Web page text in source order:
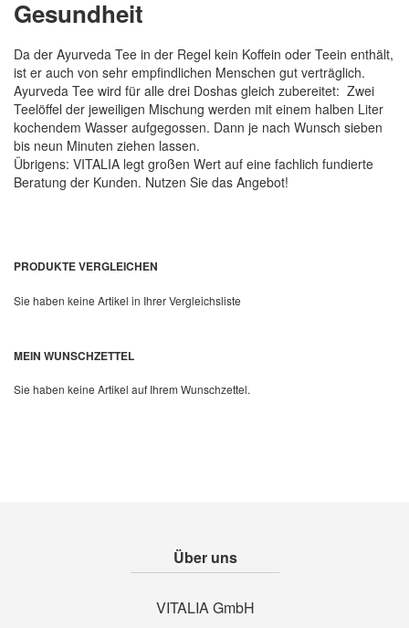
Gesundheit
Da der Ayurveda Tee in der Regel kein Koffein oder Teein enthält,
ist er auch von sehr empfindlichen Menschen gut verträglich.
Ayurveda Tee wird für alle drei Doshas gleich zubereitet: Zwei
Teelöffel der jeweiligen Mischung werden mit einem halben Liter
kochendem Wasser aufgegossen. Dann je nach Wunsch sieben
bis neun Minuten ziehen lassen.
Übrigens: VITALIA legt großen Wert auf eine fachlich fundierte
Beratung der Kunden. Nutzen Sie das Angebot!
PRODUKTE VERGLEICHEN
Sie haben keine Artikel in Ihrer Vergleichsliste
MEIN WUNSCHZETTEL
Sie haben keine Artikel auf Ihrem Wunschzettel.
Über uns
VITALIA GmbH